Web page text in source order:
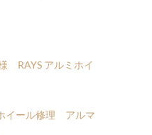
RAYS アルミホイ
イール修理 アルマ